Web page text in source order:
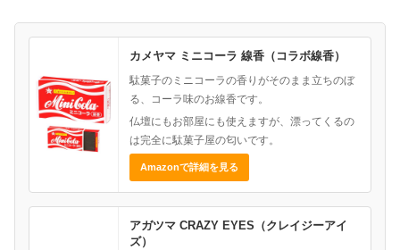
カメヤマ ミニコーラ 線香（コラボ線香）
駄菓子のミニコーラの香りがそのまま立ちのぼ
る、コーラ味のお線香です。
仏壇にもお部屋にも使えますが、漂ってくるの
は完全に駄菓子屋の匂いです。
Amazonで詳細を見る
アガツマ CRAZY EYES（クレイジーアイ
ズ）